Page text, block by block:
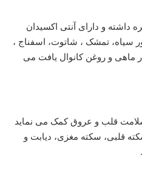
داشته و دارای آنتی اکسیدان
سیاه، تمشک ، شاتوت، اسفناج ،
و روغن امگا3 که در ماهی و روغن کانوال یافت می
قلب و عروق کمک می نماید
قلبی، سکته مغزی، دیابت و